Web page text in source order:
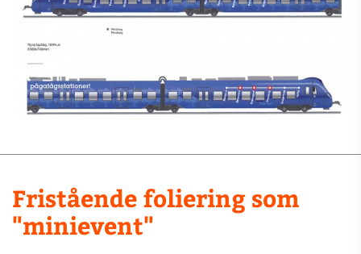
Fristående foliering som
"minievent"